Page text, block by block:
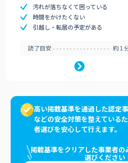
汚れが落ちなくて困っている
時間をかけたくない
引越し・転居の予定がある
読了目安 約1
高い掲載基準を通過した認定
などの安全対策を整えている
者選びを安心して行えます。
掲載基準をクリアした事業者の
選びください